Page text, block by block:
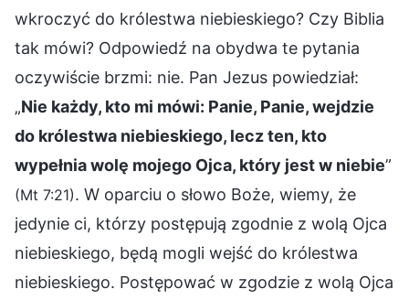
wkroczyć do królestwa niebieskiego? Czy Biblia
tak mówi? Odpowiedź na obydwa te pytania
oczywiście brzmi: nie. Pan Jezus powiedział:
„Nie każdy, kto mi mówi: Panie, Panie, wejdzie
do królestwa niebieskiego, lecz ten, kto
wypełnia wolę mojego Ojca, który jest w niebie”
(Mt 7:21). W oparciu o słowo Boże, wiemy, że
jedynie ci, którzy postępują zgodnie z wolą Ojca
niebieskiego, będą mogli wejść do królestwa
niebieskiego. Postępować w zgodzie z wolą Ojca